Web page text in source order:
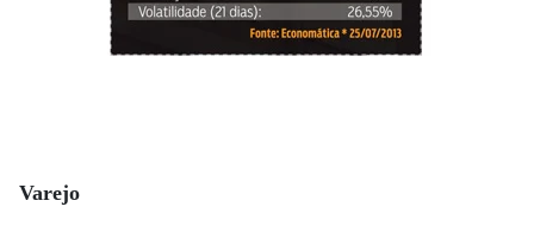
Varejo